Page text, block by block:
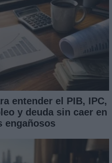
entender el PIB, IPC,
y deuda sin caer en
engañosos